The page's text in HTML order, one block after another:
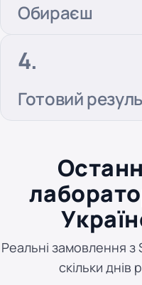
Обираєш
Готовий
Реальні замовлення з
скільки днів